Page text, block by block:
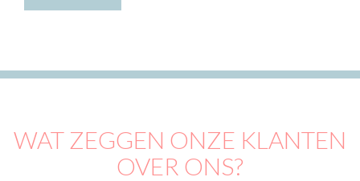
WAT ZEGGEN ONZE KLANTEN
OVER ONS?